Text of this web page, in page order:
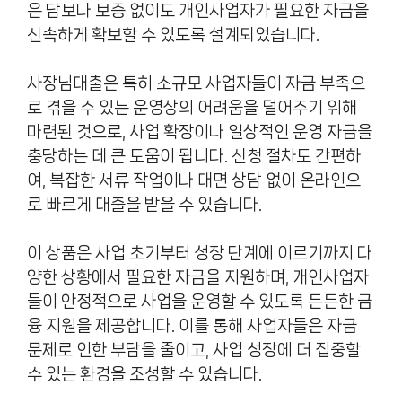
은 담보나 보증 없이도 개인사업자가 필요한 자금을
신속하게 확보할 수 있도록 설계되었습니다.
사장님대출은 특히 소규모 사업자들이 자금 부족으
로 겪을 수 있는 운영상의 어려움을 덜어주기 위해
마련된 것으로, 사업 확장이나 일상적인 운영 자금을
충당하는 데 큰 도움이 됩니다. 신청 절차도 간편하
여, 복잡한 서류 작업이나 대면 상담 없이 온라인으
로 빠르게 대출을 받을 수 있습니다.
이 상품은 사업 초기부터 성장 단계에 이르기까지 다
양한 상황에서 필요한 자금을 지원하며, 개인사업자
들이 안정적으로 사업을 운영할 수 있도록 든든한 금
융 지원을 제공합니다. 이를 통해 사업자들은 자금
문제로 인한 부담을 줄이고, 사업 성장에 더 집중할
수 있는 환경을 조성할 수 있습니다.